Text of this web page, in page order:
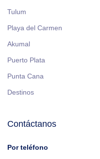
Tulum
Playa del Carmen
Akumal
Puerto Plata
Punta Cana
Destinos
Contáctanos
Por teléfono